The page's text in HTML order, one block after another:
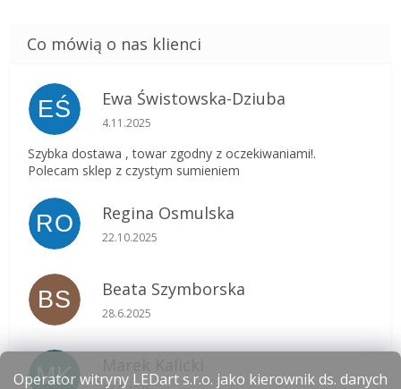
Operator witryny LEDart s.r.o. jako kierownik ds. danych
EŚ Ewa Świstowska-Dziuba
Ocena sklepu to 5 na 5 gwiazdek.
4.11.2025
Szybka dostawa , towar zgodny z oczekiwaniami!.
Polecam sklep z czystym sumieniem
RO Regina Osmulska
Ocena sklepu to 5 na 5 gwiazdek.
22.10.2025
BS Beata Szymborska
Ocena sklepu to 5 na 5 gwiazdek.
28.6.2025
MK Ocena sklepu to 5 na 5 gwiazdek.